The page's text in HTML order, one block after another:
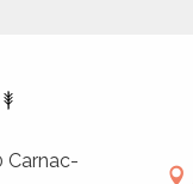
Carnac-